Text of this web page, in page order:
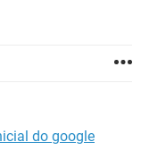
do google